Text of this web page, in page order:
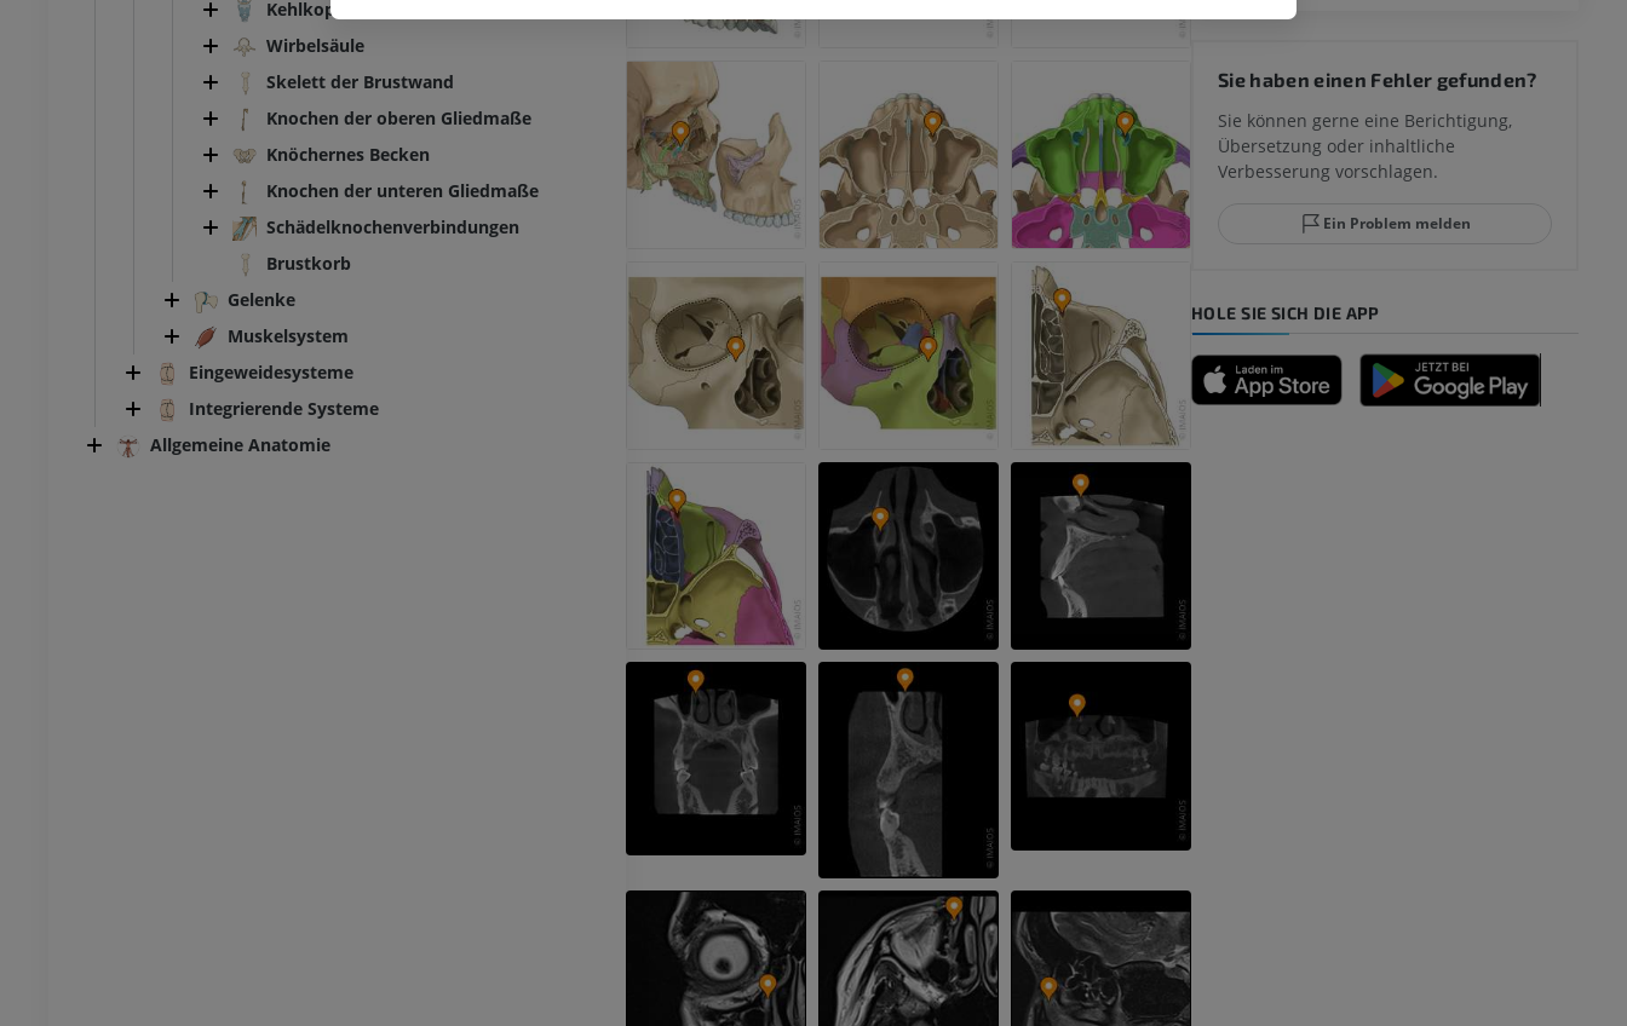
Kehlkopfknorpel
Wirbelsäule
Skelett der Brustwand
Knochen der oberen Gliedmaße
Knöchernes Becken
Knochen der unteren Gliedmaße
Schädelknochenverbindungen
Brustkorb
Gelenke
Muskelsystem
Eingeweidesysteme
Integrierende Systeme
Allgemeine Anatomie
Fußwurzel- und Fuß-CT
Röntgenaufnahme der
Röntgenbilder
PREMIUM
Obere Extremität
Abbildungen
PREMIUM
Extremität
Angiographie
KOSTENLOS
Visible Human Project
Fotografie
CT-Arthrogramm
MRT des Sprunggelenks und
des Rückfußes
MRT
MRT Vorfuß
MRT
PREMIUM
CTA der unteren
Beinarterien und -knochen
CT
KOSTENLOS
Angiographie
KOSTENLOS
Sie haben einen Fehler gefunden?
Sie können gerne eine Berichtigung,
Übersetzung oder inhaltliche
Verbesserung vorschlagen.
Ein Problem melden
HOLE SIE SICH DIE APP